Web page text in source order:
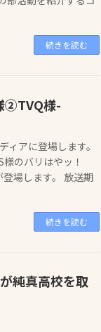
続きを読む
②TVQ様-
アに登場します。
のバリはやッ！
場します。 放送期
続きを読む
純真高校を取